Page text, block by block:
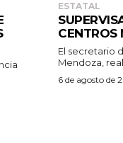
ESTATAL
CENTROS
El secretario
Mendoza,
6 de agosto de